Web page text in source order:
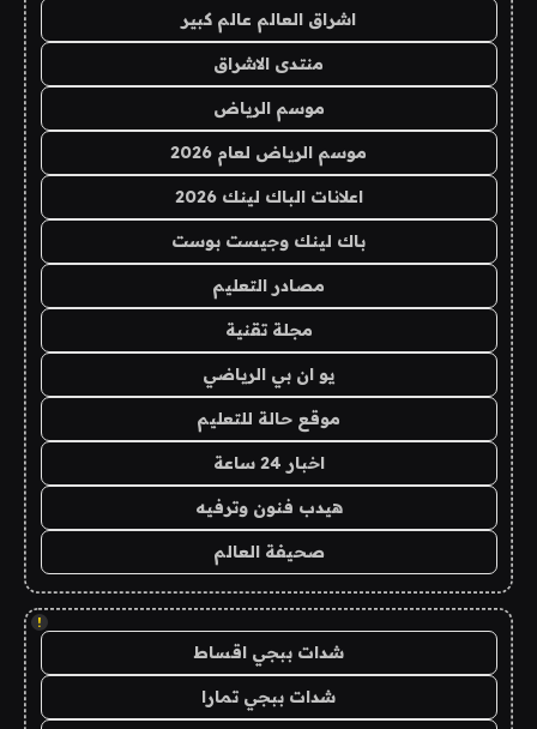
اشراق العالم عالم كبير
منتدى الاشراق
موسم الرياض
موسم الرياض لعام 2026
اعلانات الباك لينك 2026
باك لينك وجيست بوست
مصادر التعليم
مجلة تقنية
يو ان بي الرياضي
موقع حالة للتعليم
اخبار 24 ساعة
هيدب فنون وترفيه
صحيفة العالم
!
شدات ببجي اقساط
شدات ببجي تمارا